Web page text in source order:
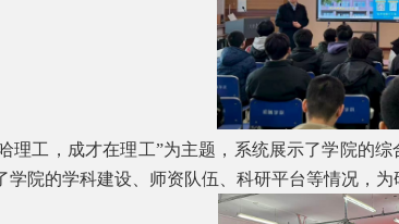
理工，成才在理工”为主题，系统展示了学院的
学院的学科建设、师资队伍、科研平台等情况，为